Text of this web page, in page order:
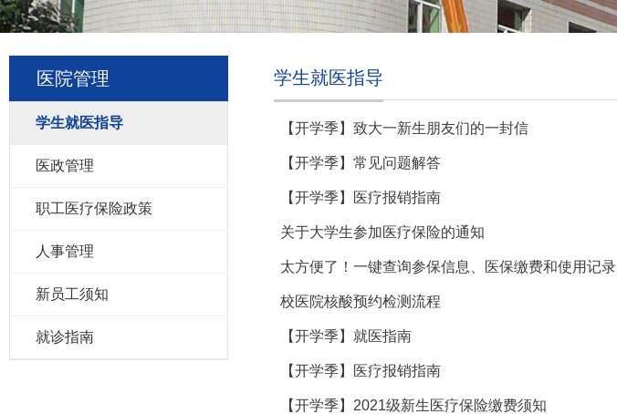
医院管理
学生就医指导
医政管理
职工医疗保险政策
人事管理
新员工须知
就诊指南
学生就医指导
【开学季】致大一新生朋友们的一封信
【开学季】常见问题解答
【开学季】医疗报销指南
关于大学生参加医疗保险的通知
太方便了！一键查询参保信息、医保缴费和使用记录
校医院核酸预约检测流程
【开学季】就医指南
【开学季】医疗报销指南
【开学季】2021级新生医疗保险缴费须知